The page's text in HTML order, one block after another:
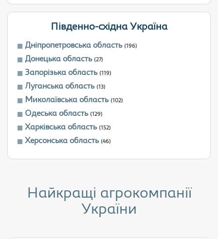
Південно-східна Україна
Дніпропетровська область (196)
Донецька область (27)
Запорізька область (119)
Луганська область (13)
Миколаївська область (102)
Одеська область (129)
Харківська область (152)
Херсонська область (46)
Найкращі агрокомпанії
України